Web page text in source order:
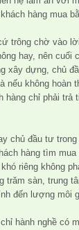
hàng mua
trông chờ vào
hay, nên cuối
xây dựng, chủ
nếu không hoàn
hàng chỉ phải trả
chủ đầu tư
hàng tìm
riêng không
trăm sàn, trung
đến lượng môi
hành nghề có